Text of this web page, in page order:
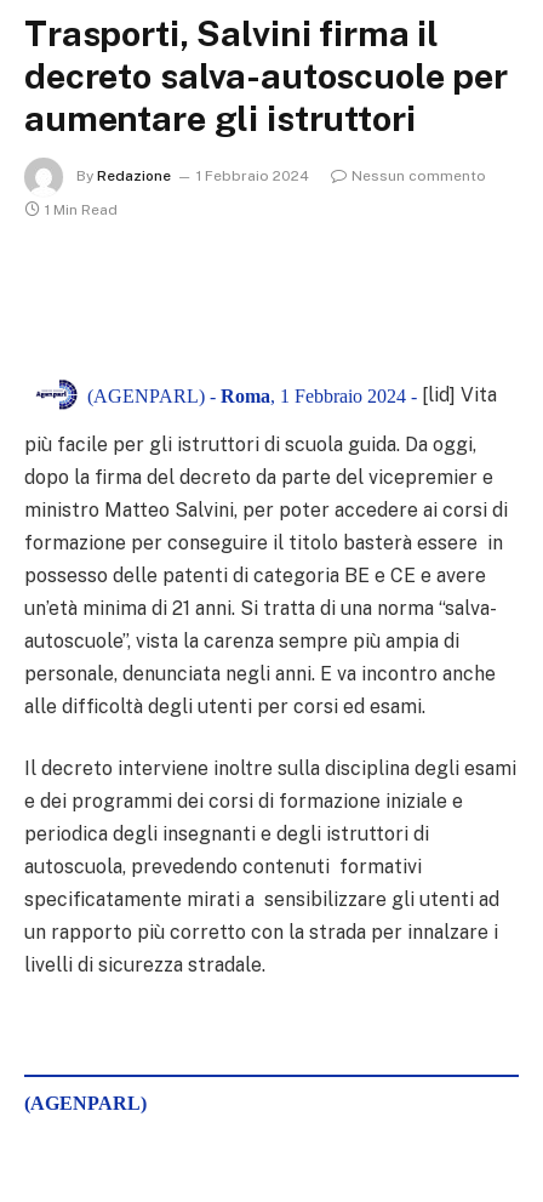
Trasporti, Salvini firma il
decreto salva-autoscuole per
aumentare gli istruttori
By Redazione 1 Febbraio 2024
Nessun commento
1 Min Read
(AGENPARL) - Roma, 1 Febbraio 2024 - [lid] Vita
più facile per gli istruttori di scuola guida. Da oggi,
dopo la firma del decreto da parte del vicepremier e
ministro Matteo Salvini, per poter accedere ai corsi di
formazione per conseguire il titolo basterà essere in
possesso delle patenti di categoria BE e CE e avere
un’età minima di 21 anni. Si tratta di una norma “salva-
autoscuole”, vista la carenza sempre più ampia di
personale, denunciata negli anni. E va incontro anche
alle difficoltà degli utenti per corsi ed esami.
Il decreto interviene inoltre sulla disciplina degli esami
e dei programmi dei corsi di formazione iniziale e
periodica degli insegnanti e degli istruttori di
autoscuola, prevedendo contenuti formativi
specificatamente mirati a sensibilizzare gli utenti ad
un rapporto più corretto con la strada per innalzare i
livelli di sicurezza stradale.
(AGENPARL)